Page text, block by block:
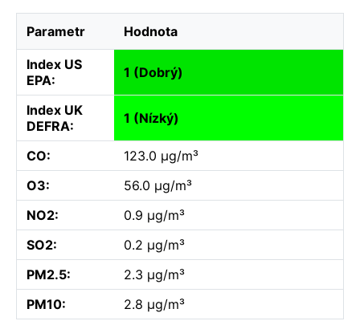
Parametr Hodnota
Index US
EPA:
1 (Dobrý)
Index UK
DEFRA:
1 (Nízký)
CO:
123.0 µg/m³
O3:
56.0 µg/m³
NO2:
0.9 µg/m³
SO2:
0.2 µg/m³
PM2.5:
2.3 µg/m³
PM10:
2.8 µg/m³